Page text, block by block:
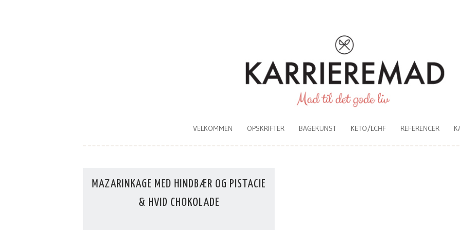
VELKOMMEN OPSKRIFTER BAGEKUNST KETO/LCHF REFERENCER
MAZARINKAGE MED HINDBÆR OG PISTACIE
& HVID CHOKOLADE